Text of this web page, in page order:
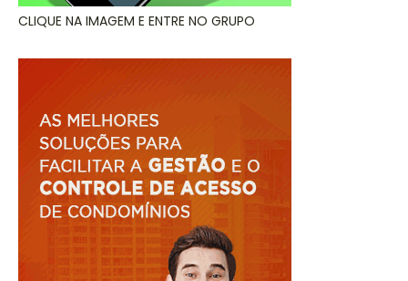
CLIQUE NA IMAGEM E ENTRE NO GRUPO